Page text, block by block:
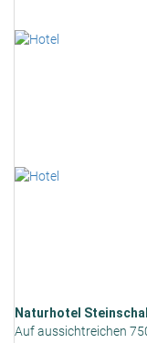
Naturhotel
Auf aussichtreichen